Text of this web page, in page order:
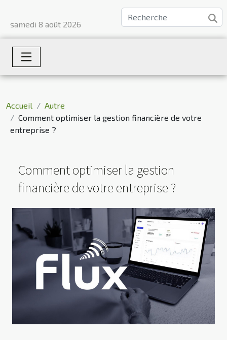
samedi 8 août 2026
Accueil
Autre
Comment optimiser la gestion financière de votre
entreprise ?
Comment optimiser la gestion
financière de votre entreprise ?